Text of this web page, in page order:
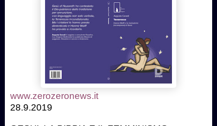
www.zerozeronews.it
28.9.2019